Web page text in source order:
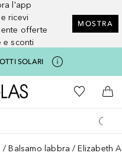
l'app
ricevi
offerte
e sconti
MOSTRA
SOLARI
A Douglas HomeAlla Mia
Al
Balsamo labbra Elizabeth